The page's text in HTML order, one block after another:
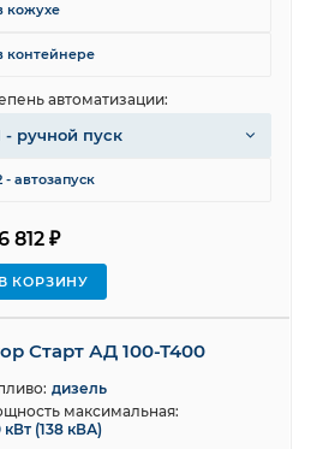
812 ₽
В КОРЗИНУ
кожухе
контейнере
автоматизации:
- ручной пуск
- автозапуск
Старт АД 100-Т400
дизель
максимальная:
кВт (138 кВА)